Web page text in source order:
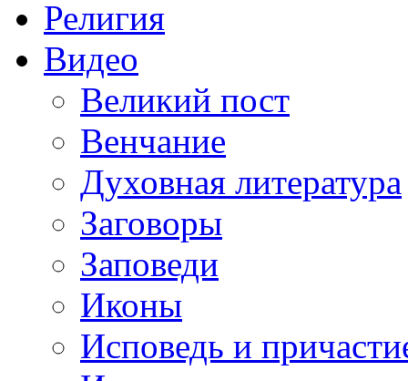
Религия
Видео
Великий пост
Венчание
Духовная литература
Заговоры
Заповеди
Иконы
Исповедь и